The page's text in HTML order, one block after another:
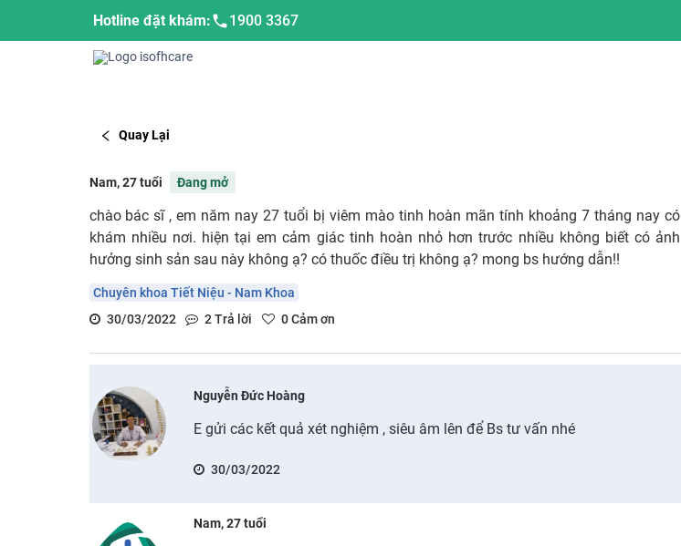
Hotline đặt khám: 1900 3367
Quay Lại
Nam, 27 tuổi Đang mở
chào bác sĩ , em năm nay 27 tuổi bị viêm mào tinh hoàn mãn tính khoảng 7 tháng nay có
khám nhiều nơi. hiện tại em cảm giác tinh hoàn nhỏ hơn trước nhiều không biết có ảnh
hưởng sinh sản sau này không ạ? có thuốc điều trị không ạ? mong bs hướng dẫn!!
Chuyên khoa Tiết Niệu - Nam Khoa
30/03/2022
2Trả lời 0Cảm ơn
Nguyễn Đức Hoàng
E gửi các kết quả xét nghiệm , siêu âm lên để Bs tư vấn nhé
30/03/2022
Nam, 27 tuổi